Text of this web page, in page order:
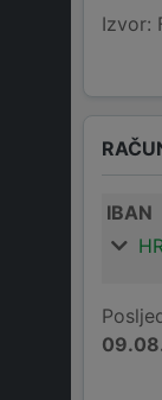
Izvor:
IBAN